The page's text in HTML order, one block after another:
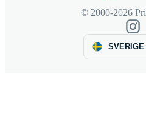
© 2000-2026
SVERIGE